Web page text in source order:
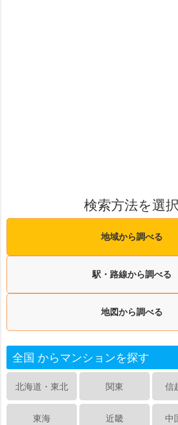
検索方法を選択
地域から調べる
駅・路線から調べる
地図から調べる
全国 からマンションを探す
北海道・東北 関東 信
東海 近畿 中